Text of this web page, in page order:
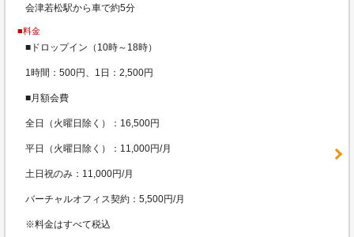
会津若松駅から車で約5分
■料金
■ドロップイン（10時～18時）
1時間：500円、1日：2,500円
■月額会費
全日（火曜日除く）：16,500円
平日（火曜日除く）：11,000円/月
土日祝のみ：11,000円/月
バーチャルオフィス契約：5,500円/月
※料金はすべて税込